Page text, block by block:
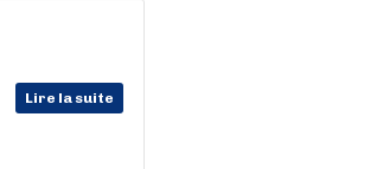
Lire la suite